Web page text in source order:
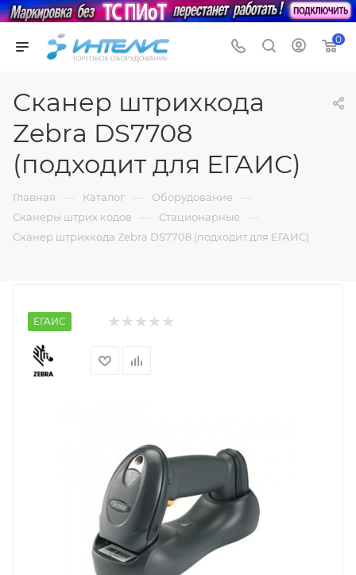
0
Сканер штрихкода
Zebra DS7708
(подходит для ЕГАИС)
Главная — Каталог — Оборудование —
Сканеры штрих кодов — Стационарные —
Сканер штрихкода Zebra DS7708 (подходит для ЕГАИС)
ЕГАИС